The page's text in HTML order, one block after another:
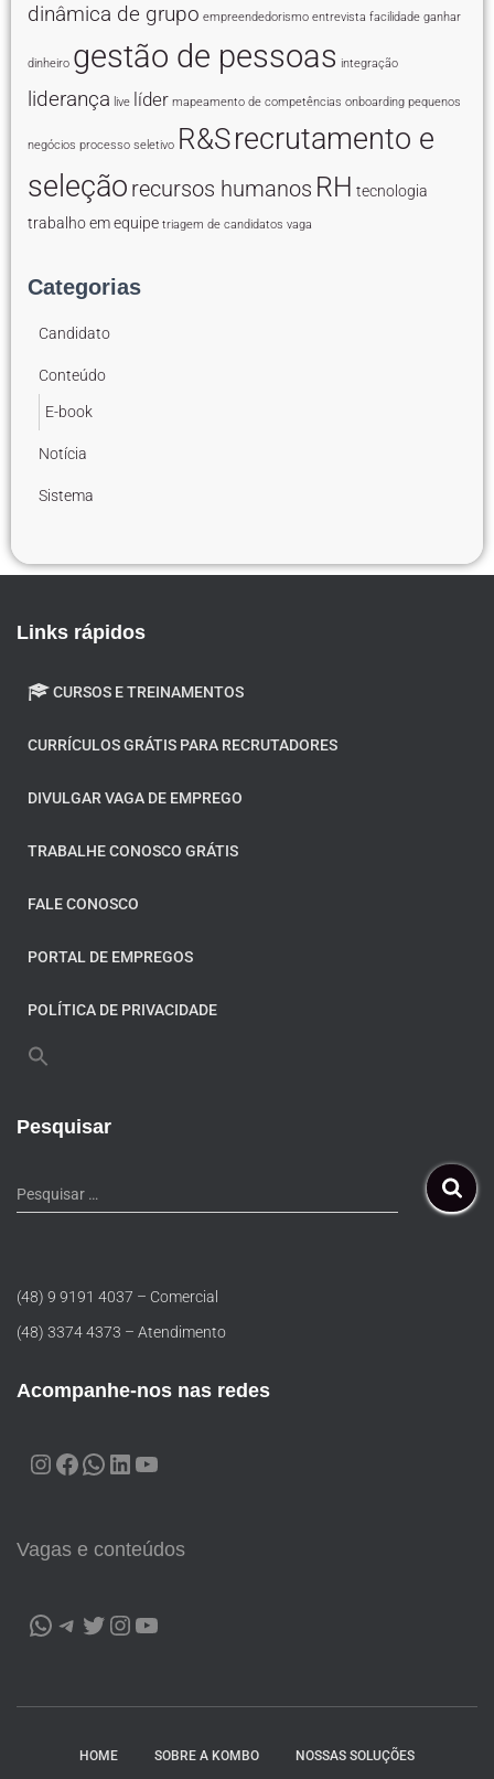
dinâmica de grupo empreendedorismo entrevista facilidade ganhar
dinheiro gestão de pessoas integração
liderança live líder mapeamento de competências onboarding pequenos
negócios processo seletivo R&Srecrutamento e
seleção recursos humanos RH tecnologia
trabalho em equipe triagem de candidatos vaga
Categorias
Candidato
Conteúdo
E-book
Notícia
Sistema
Links rápidos
CURSOS E TREINAMENTOS
CURRÍCULOS GRÁTIS PARA RECRUTADORES
DIVULGAR VAGA DE EMPREGO
TRABALHE CONOSCO GRÁTIS
FALE CONOSCO
PORTAL DE EMPREGOS
POLÍTICA DE PRIVACIDADE
Pesquisar
Pesquisar …
(48) 9 9191 4037 – Comercial
(48) 3374 4373 – Atendimento
Acompanhe-nos nas redes
Vagas e conteúdos
HOME SOBRE A KOMBO NOSSAS SOLUÇÕES